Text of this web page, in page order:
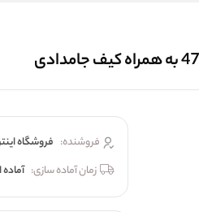
فروشنده: فروشگاه
زمان آماده سازی: